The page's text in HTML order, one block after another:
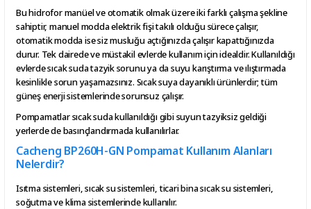
Bu hidrofor manüel ve otomatik olmak üzere iki farklı çalışma şekline
sahiptir, manuel modda elektrik fişi takılı olduğu sürece çalışır,
otomatik modda ise siz musluğu açtığınızda çalışır kapattığınızda
durur. Tek dairede ve müstakil evlerde kullanım için idealdir. Kullanıldığı
evlerde sıcak suda tazyik sorunu ya da suyu karıştırma ve ılıştırmada
kesinlikle sorun yaşamazsınız. Sıcak suya dayanıklı ürünlerdir; tüm
güneş enerji sistemlerinde sorunsuz çalışır.
Pompamatlar sıcak suda kullanıldığı gibi suyun tazyiksiz geldiği
yerlerde de basınçlandırmada kullanılırlar.
Cacheng BP260H-GN Pompamat Kullanım Alanları
Nelerdir?
Isıtma sistemleri, sıcak su sistemleri, ticari bina sıcak su sistemleri,
soğutma ve klima sistemlerinde kullanılır.